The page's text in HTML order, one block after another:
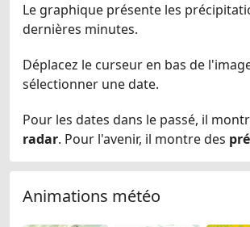
Le graphique présente les
dernières minutes.
Déplacez le curseur en bas de
sélectionner une date.
Pour les dates dans le passé, il
radar. Pour l'avenir, il montre des
Animations météo